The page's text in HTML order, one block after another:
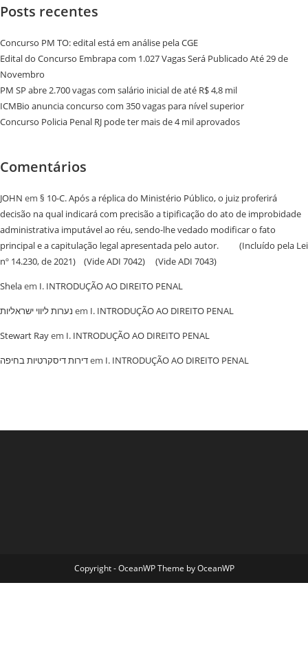
Posts recentes
Concurso PM TO: edital está em análise pela CGE
Edital do Concurso Embrapa com 1.027 Vagas Será Publicado Até 29 de
Novembro
PM SP abre 2.700 vagas com salário inicial de até R$ 4,8 mil
ICMBio anuncia concurso com 350 vagas para nível superior
Concurso Policia Penal RJ pode ter mais de 4 mil aprovados
Comentários
JOHN em § 10-C. Após a réplica do Ministério Público, o juiz proferirá
decisão na qual indicará com precisão a tipificação do ato de improbidade
administrativa imputável ao réu, sendo-lhe vedado modificar o fato
principal e a capitulação legal apresentada pelo autor. (Incluído pela Lei
nº 14.230, de 2021) (Vide ADI 7042) (Vide ADI 7043)
Shelaem I. INTRODUÇÃO AO DIREITO PENAL
נערות ליווי ישראליות em I. INTRODUÇÃO AO DIREITO PENAL
Stewart Rayem I. INTRODUÇÃO AO DIREITO PENAL
‏דירות דיסקרטיות בחיפהem I. INTRODUÇÃO AO DIREITO PENAL
Copyright - OceanWP Theme by OceanWP